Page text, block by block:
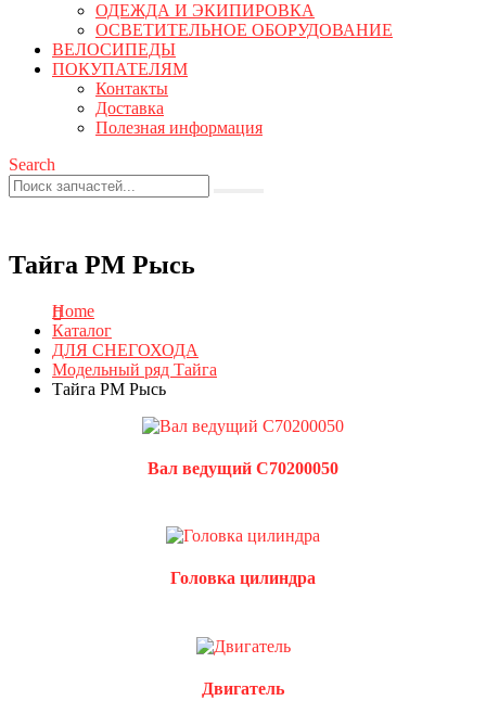
ОДЕЖДА И ЭКИПИРОВКА
ОСВЕТИТЕЛЬНОЕ ОБОРУДОВАНИЕ
ВЕЛОСИПЕДЫ
ПОКУПАТЕЛЯМ
Контакты
Доставка
Полезная информация
Search
Тайга РМ Рысь
Home
Каталог
ДЛЯ СНЕГОХОДА
Модельный ряд Тайга
Тайга РМ Рысь
Вал ведущий C70200050
Головка цилиндра
Двигатель